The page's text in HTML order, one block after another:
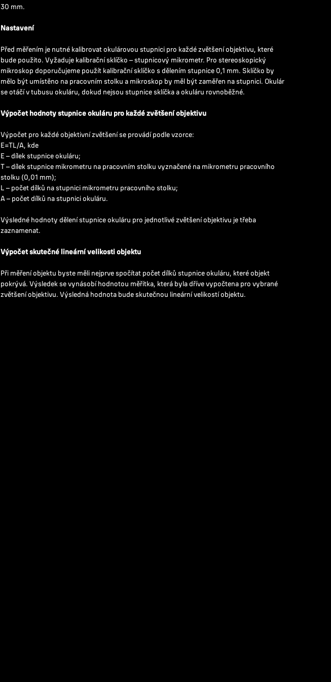
30 mm.
Nastavení
Před měřením je nutné kalibrovat okulárovou stupnici pro každé zvětšení objektivu, které
bude použito. Vyžaduje kalibrační sklíčko – stupnicový mikrometr. Pro stereoskopický
mikroskop doporučujeme použít kalibrační sklíčko s dělením stupnice 0,1 mm. Sklíčko by
mělo být umístěno na pracovním stolku a mikroskop by měl být zaměřen na stupnici. Okulár
se otáčí v tubusu okuláru, dokud nejsou stupnice sklíčka a okuláru rovnoběžné.
Výpočet hodnoty stupnice okuláru pro každé zvětšení objektivu
Výpočet pro každé objektivní zvětšení se provádí podle vzorce:
E=TL/A, kde
E – dílek stupnice okuláru;
T – dílek stupnice mikrometru na pracovním stolku vyznačené na mikrometru pracovního
stolku (0,01 mm);
L – počet dílků na stupnici mikrometru pracovního stolku;
A – počet dílků na stupnici okuláru.
Výsledné hodnoty dělení stupnice okuláru pro jednotlivé zvětšení objektivu je třeba
zaznamenat.
Výpočet skutečné lineární velikosti objektu
Při měření objektu byste měli nejprve spočítat počet dílků stupnice okuláru, které objekt
pokrývá. Výsledek se vynásobí hodnotou měřítka, která byla dříve vypočtena pro vybrané
zvětšení objektivu. Výsledná hodnota bude skutečnou lineární velikostí objektu.